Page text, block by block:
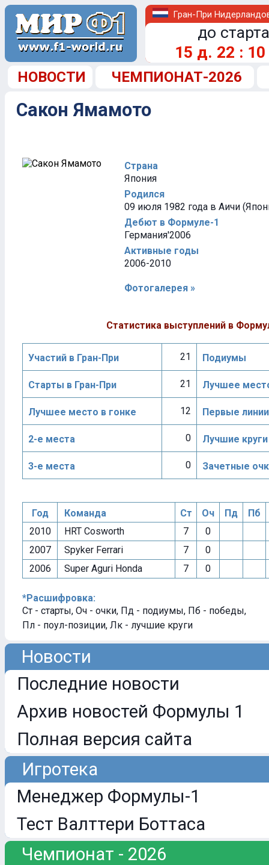
Гран-При
до
15 д. 22 : 10
НОВОСТИ ЧЕМПИОНАТ-2026
Сакон Ямамото
Страна
Япония
Родился
09 июля 1982 года в Аичи
Дебют в Формуле-1
Германия'2006
Активные годы
2006-2010
Фотогалерея »
Статистика выступлений в
Участий в Гран-При 21 Подиумы
Старты в Гран-При 21 Лучшее
Лучшее место в гонке 12 Первые линии
2-е места 0 Лучшие круги
3-е места 0 Зачетные
Год Команда Ст Оч Пд
Пб
2010
HRT Cosworth 7
0
2007
Spyker Ferrari 7
0
2006
Super Aguri Honda 7 0
*Расшифровка:
Ст - старты, Оч - очки, Пд - подиумы, Пб - победы,
Пл - поул-позиции, Лк - лучшие круги
Новости
Последние новости
Архив новостей Формулы 1
Полная версия сайта
Игротека
Менеджер Формулы-1
Тест Валттери Боттаса
Чемпионат - 2026